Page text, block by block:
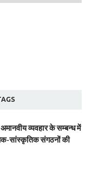
व्यवहार के सम्बन्ध में
सांस्कृतिक संगठनों की